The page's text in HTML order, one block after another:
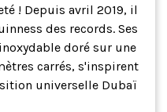
! Depuis avril 2019, il
des records. Ses
doré sur une
carrés, s'inspirent
universelle Dubaï